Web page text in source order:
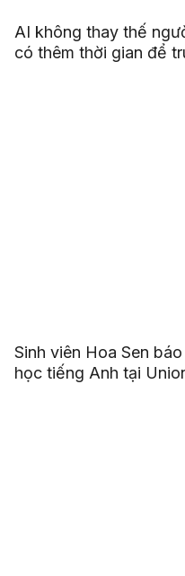
AI không thay thế
có thêm thời gian để
Sinh viên Hoa Sen
học tiếng Anh tại